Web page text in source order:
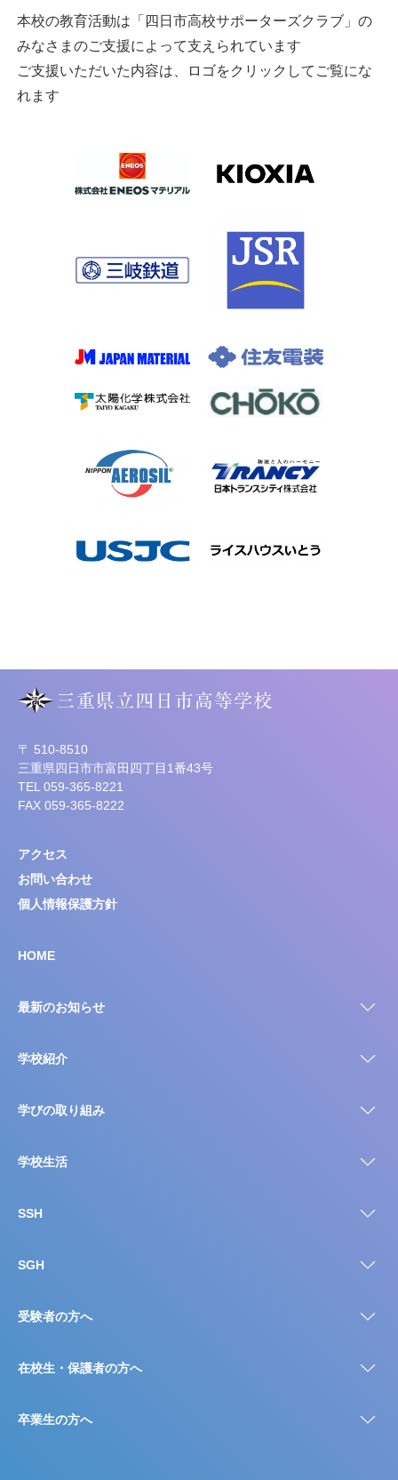
本校の教育活動は「四日市高校サポーターズクラブ」の
みなさまのご支援によって支えられています
ご支援いただいた内容は、ロゴをクリックしてご覧にな
れます
〒 510-8510
三重県四日市市富田四丁目1番43号
TEL 059-365-8221
FAX 059-365-8222
アクセス
お問い合わせ
個人情報保護方針
HOME
最新のお知らせ
学校紹介
学びの取り組み
学校生活
SSH
SGH
受験者の方へ
在校生・保護者の方へ
卒業生の方へ